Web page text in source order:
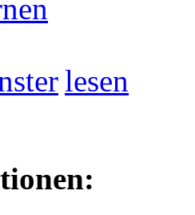
lesen